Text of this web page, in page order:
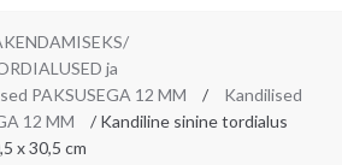
ja
PAKSUSEGA 12 MM /
Kandilised
12 MM
/ Kandiline sinine tordialus
x 30,5 cm